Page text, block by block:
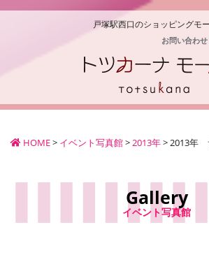
戸塚駅西口のショッピングモ
お問い合わせ
HOME> イベント写真館> 2013年> 2013年
Gallery
イベント写真館